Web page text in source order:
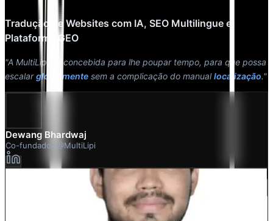
Tradução de Websites com IA, SEO Multilingue e
Plataforma GEO
"A MultiLipi foi concebida para lhe poupar tempo, para que possa
escalarglobalmente sem a complicação do manuallocalização."
Dewang Bhardwaj
Co-fundador @MultiLipi
Kunal Singh Shekhawat